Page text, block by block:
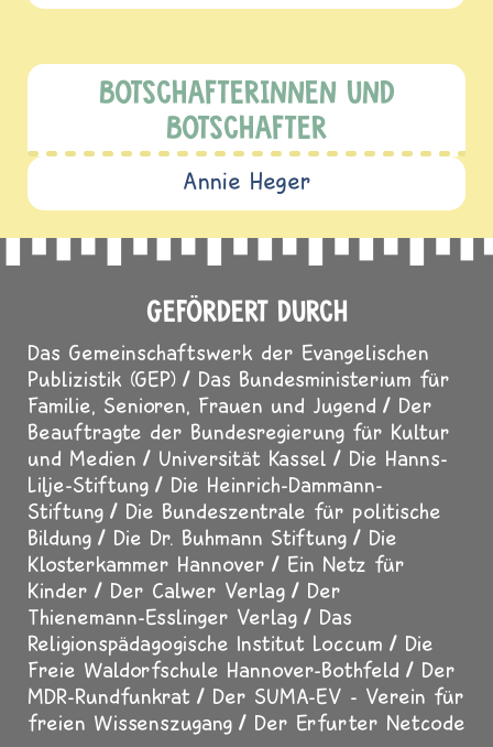
BOTSCHAFTERINNEN UND
BOTSCHAFTER
Annie Heger
GEFÖRDERT DURCH
Das Gemeinschaftswerk der Evangelischen
Publizistik (GEP)
Das Bundesministerium für
Familie, Senioren, Frauen und Jugend
Der
Beauftragte der Bundesregierung für Kultur
und Medien
Universität Kassel
Die Hanns-
Lilje-Stiftung
Die Heinrich-Dammann-
Stiftung
Die Bundeszentrale für politische
Bildung
Die Dr. Buhmann Stiftung
Die
Klosterkammer Hannover
Ein Netz für
Kinder
Der Calwer Verlag
Der
Thienemann-Esslinger Verlag
Das
Religionspädagogische Institut Loccum
Die
Freie Waldorfschule Hannover-Bothfeld
Der
MDR-Rundfunkrat
Der SUMA-EV - Verein für
freien Wissenszugang
Der Erfurter Netcode